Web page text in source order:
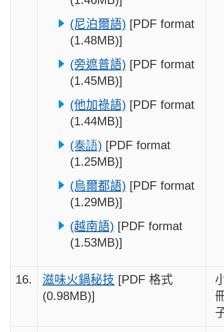
(尼泊爾語) [PDF format
(1.48MB)]
(旁遮普語) [PDF format
(1.45MB)]
(他加祿語) [PDF format
(1.44MB)]
(泰語) [PDF format
(1.25MB)]
(烏爾都語) [PDF format
(1.29MB)]
(越南語) [PDF format
(1.53MB)]
16. 滋味火鍋秘技 [PDF 格式
(0.98MB)]